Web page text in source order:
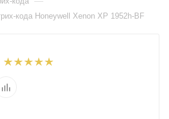
кода Honeywell Xenon XP 1952h-BF